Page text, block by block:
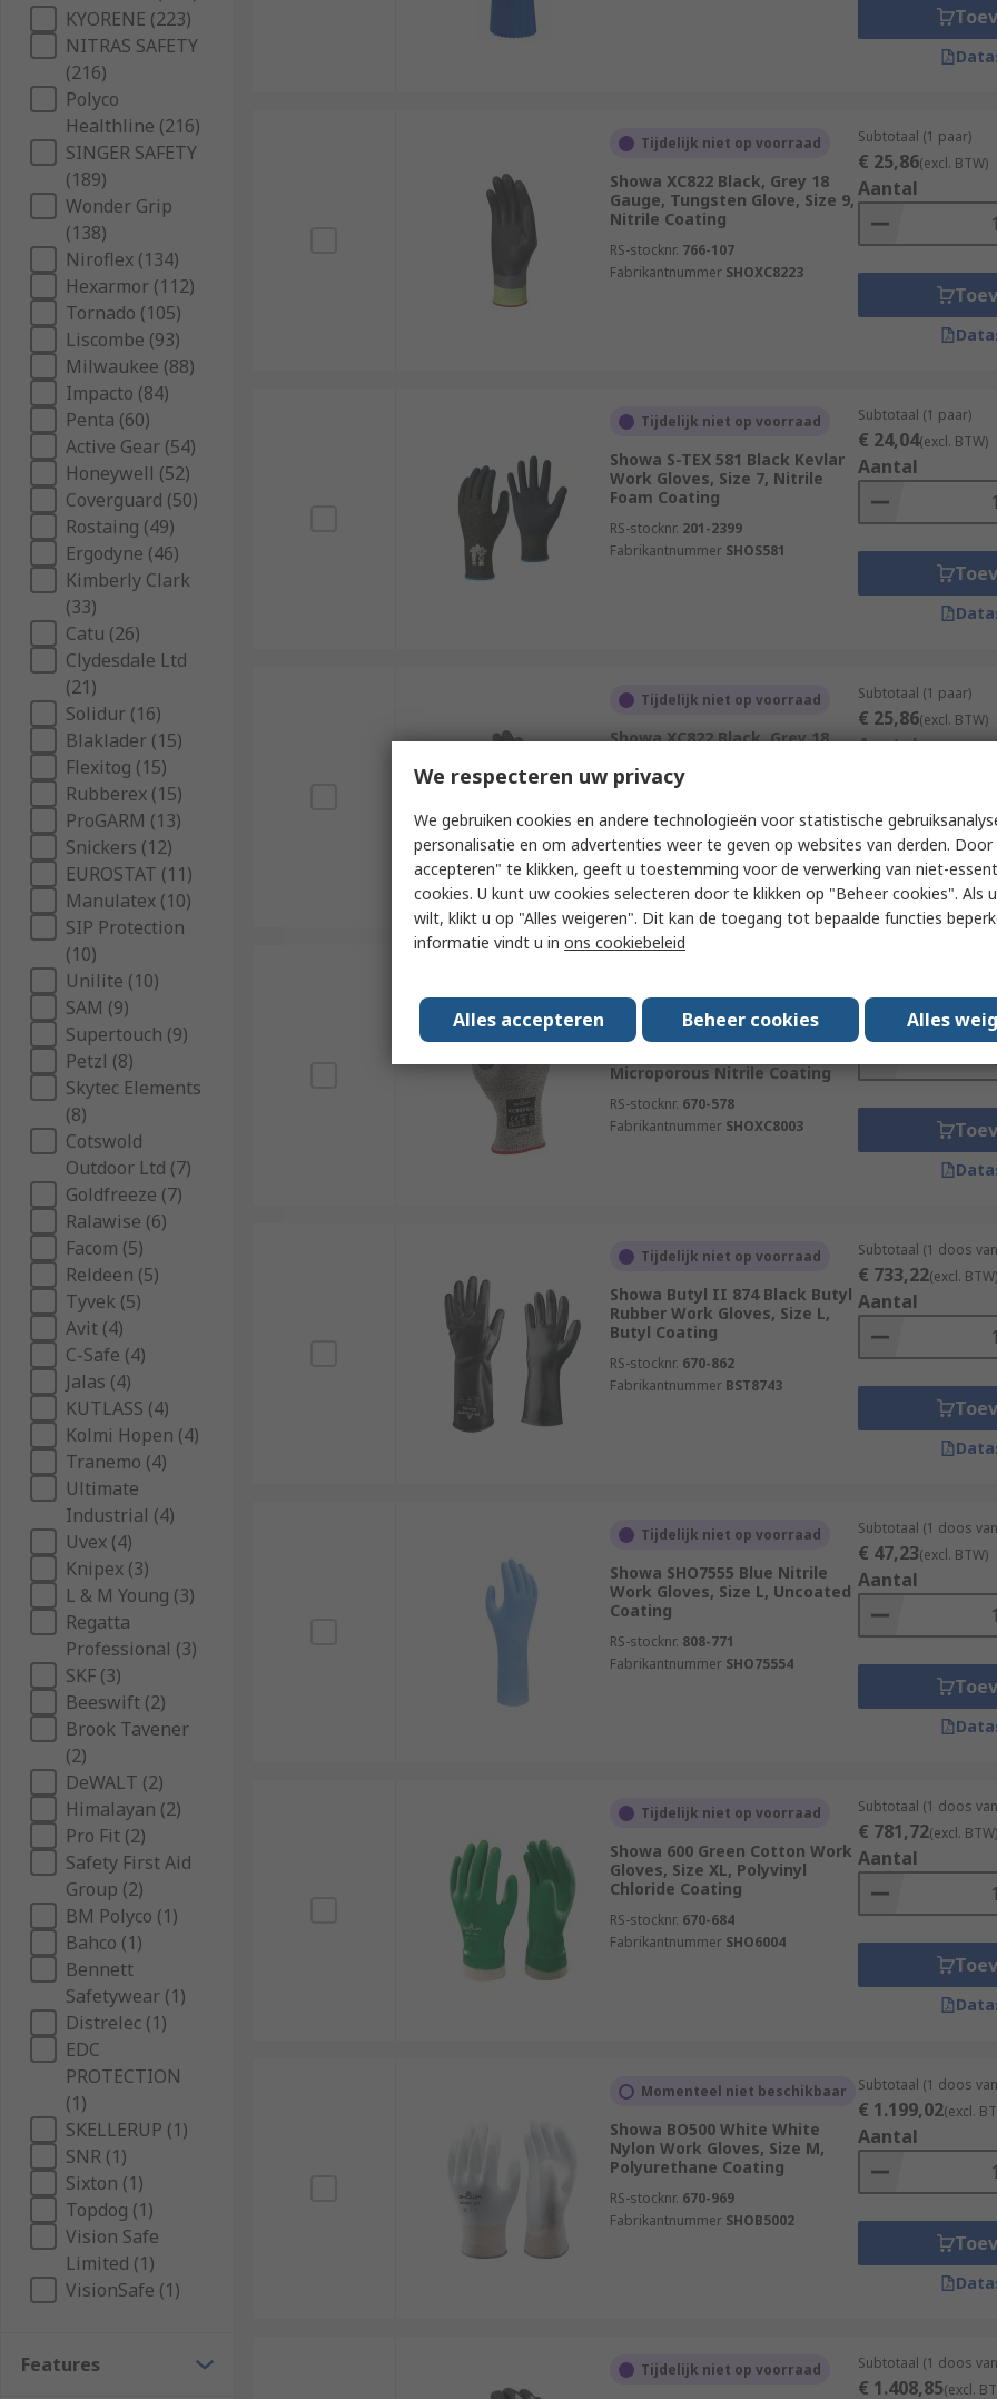
KYORENE (223)
NITRAS SAFETY
(216)
Polyco
Healthline (216)
SINGER SAFETY
(189)
Wonder Grip
(138)
Niroflex (134)
Hexarmor (112)
Tornado (105)
Liscombe (93)
Milwaukee (88)
Impacto (84)
Penta (60)
Active Gear (54)
Honeywell (52)
Coverguard (50)
Rostaing (49)
Ergodyne (46)
Kimberly Clark
(33)
Catu (26)
Clydesdale Ltd
(21)
Solidur (16)
Blaklader (15)
Flexitog (15)
Rubberex (15)
ProGARM (13)
Snickers (12)
EUROSTAT (11)
Manulatex (10)
SIP Protection
(10)
Unilite (10)
SAM (9)
Supertouch (9)
Petzl (8)
Skytec Elements
(8)
Cotswold
Outdoor Ltd (7)
Goldfreeze (7)
Ralawise (6)
Facom (5)
Reldeen (5)
Tyvek (5)
Avit (4)
C-Safe (4)
Jalas (4)
KUTLASS (4)
Kolmi Hopen (4)
Tranemo (4)
Ultimate
Industrial (4)
Uvex (4)
Knipex (3)
L & M Young (3)
Regatta
Professional (3)
SKF (3)
Beeswift (2)
Brook Tavener
(2)
DeWALT (2)
Himalayan (2)
Pro Fit (2)
Safety First Aid
Group (2)
BM Polyco (1)
Bahco (1)
Bennett
Safetywear (1)
Distrelec (1)
EDC
PROTECTION
(1)
SKELLERUP (1)
SNR (1)
Sixton (1)
Topdog (1)
Vision Safe
Limited (1)
VisionSafe (1)
Features
Tijdelijk niet op voorraad
Showa XC822 Black, Grey 18
Gauge, Tungsten Glove, Size 9,
Nitrile Coating
RS-stocknr. 766-107
Fabrikantnummer SHOXC8223
Subtotaal (1 paar)
€ 25,86(excl. BTW)
Aantal
Tijdelijk niet op voorraad
Showa S-TEX 581 Black Kevlar
Work Gloves, Size 7, Nitrile
Foam Coating
RS-stocknr. 201-2399
Fabrikantnummer SHOS581
Subtotaal (1 paar)
€ 24,04(excl. BTW)
Aantal
Tijdelijk niet op voorraad
Showa XC822 Black, Grey 18
Nitrile Coating
FabrikantnummerSHOXC8222
Subtotaal (1 paar)
€ 25,86(excl. BTW)
Aantal
Showa XC800 Black, White High
Performance Polyethylene
Microporous Nitrile Coating
RS-stocknr. 670-578
Fabrikantnummer SHOXC8003
€ 1.408,85(excl.
Aantal
Tijdelijk niet op voorraad
Showa Butyl II 874 Black Butyl
Rubber Work Gloves, Size L,
Butyl Coating
RS-stocknr. 670-862
Fabrikantnummer BST8743
Subtotaal (1 doos
€ 733,22(excl. BTW)
Aantal
Tijdelijk niet op voorraad
Showa SHO7555 Blue Nitrile
Work Gloves, Size L, Uncoated
Coating
RS-stocknr. 808-771
Fabrikantnummer SHO75554
Subtotaal (1 doos
€ 47,23(excl. BTW)
Aantal
Tijdelijk niet op voorraad
Showa 600 Green Cotton Work
Gloves, Size XL, Polyvinyl
Chloride Coating
RS-stocknr. 670-684
Fabrikantnummer SHO6004
Subtotaal (1 doos
€ 781,72(excl. BTW)
Aantal
Momenteel niet beschikbaar
Showa BO500 White White
Nylon Work Gloves, Size M,
Polyurethane Coating
RS-stocknr. 670-969
Fabrikantnummer SHOB5002
Subtotaal (1 doos
€ 1.199,02(excl.
Aantal
Tijdelijk niet op voorraad Subtotaal (1 doos
€ 1.408,85(excl.
We respecteren uw privacy
We gebruiken cookies en andere technologieën voor statistische
personalisatie en om advertenties weer te geven op websites van derden. Door
accepteren" te klikken, geeft u toestemming voor de verwerking van niet-
cookies. U kunt uw cookies selecteren door te klikken op "Beheer cookies". Als
wilt, klikt u op "Alles weigeren". Dit kan de toegang tot bepaalde functies
informatie vindt u in ons cookiebeleid
Alles accepteren Beheer cookies Alles